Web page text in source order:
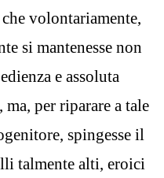
volontariamente,
si mantenesse non
e assoluta
per riparare a tale
spingesse il
talmente alti, eroici